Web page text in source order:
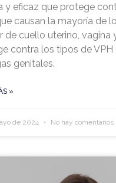
y eficaz que protege
causan la mayoría de
de cuello uterino, vagina
contra los tipos de VPH
genitales.
»
de 2024 No hay comentarios